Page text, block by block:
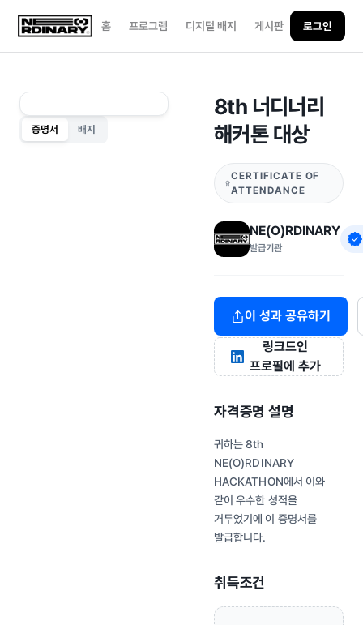
홈 프로그램 디지털 배지 게시판 로그인
증명서 배지
8th 너디너리
해커톤 대상
CERTIFICATE OF
ATTENDANCE
NE(O)RDINARY
발급기관
이 성과 공유하기
링크드인
프로필에 추가
자격증명 설명
귀하는 8th
NE(O)RDINARY
HACKATHON에서 이와
같이 우수한 성적을
거두었기에 이 증명서를
발급합니다.
취득조건